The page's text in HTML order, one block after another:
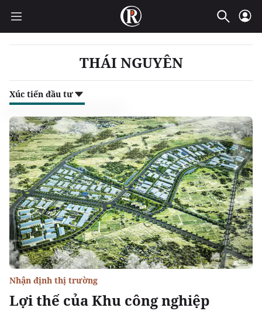
THÁI NGUYÊN
Xúc tiến đầu tư
Xúc tiến đầu tư
Quy hoạch
Đấu giá - Đấu thầu
Pháp lý bất động sản
Lợi thế của Khu công nghiệp
Nhận định thị trường